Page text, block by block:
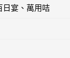
日宴、萬用咭